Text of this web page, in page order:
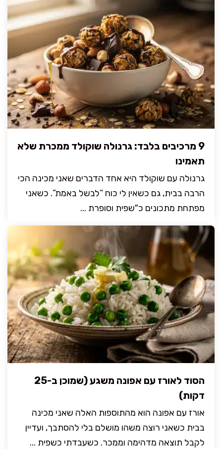
9 מרכיבים בלבד: גרנולה שוקולד ממכרת שלא
תאמינו
גרנולה עם שוקולד היא אחד הדברים שאני מכינה הכי
הרבה בבית, גם כשאין לי כוח “לבשל באמת”. כשאני
מפתחת מתכונים כ"שפית וסופרת ...
הסוד לאורז עם אפונה משגע (שמוכן ב-25
דקות)
אורז עם אפונה הוא מהתוספות האלה שאני מכינה
בבית כשאני רוצה משהו מושלם בלי להסתבך, ועדיין
לקבל תוצאה מדהימה וממכר. כשעבדתי כשפית ...